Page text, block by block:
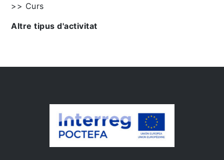
>> Curs
Altre tipus d'activitat